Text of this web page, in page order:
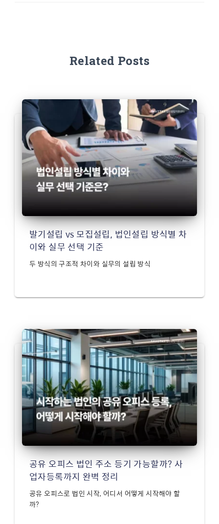
Related Posts
발기설립 vs 모집설립, 법인설립 방식별 차
이와 실무 선택 기준
두 방식의 구조적 차이와 실무의 설립 방식
공유 오피스 법인 주소 등기 가능할까? 사
업자등록까지 완벽 정리
공유 오피스로 법인 시작, 어디서 어떻게 시작해야 할
까?